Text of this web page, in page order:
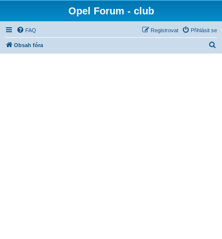
Opel Forum - club
FAQ Přihlásit se
Registrovat
Obsah fóra